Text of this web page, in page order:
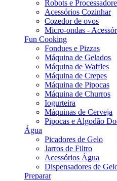
Robots e
Acessórios Cozinhar
Cozedor de ovos
Micro-ondas -
Fun Cooking
Fondues e Pizzas
Máquina de Gelados
Máquina de Waffles
Máquina de Crepes
Máquina de Pipocas
Máquina de Churros
Iogurteira
Máquinas de Cerveja
Pipocas e Algodão
Água
Picadores de Gelo
Jarros de Filtro
Acessórios Água
Dispensadores de
Preparar